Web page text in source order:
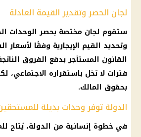
لجان الحصر وتقدير القيمة العادلة
ستقوم لجان مختصة بحصر الوحدات
وتحديد القيم الإيجارية وفقًا لأسعار
القانون المستأجر بدفع الفروق
فترات لا تخل باستقراره الاجتماعي،
بحقوق المالك.
الدولة توفر وحدات بديلة
في خطوة إنسانية من الدولة، يُتاح